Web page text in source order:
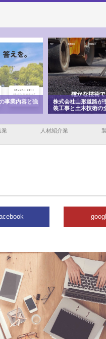
事業内容と強
株式会社山形道路が
装工事と土木技術の
業 人材紹介業